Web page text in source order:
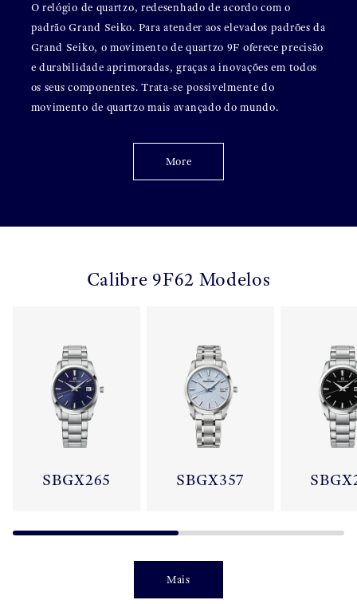
O relógio de quartzo, redesenhado de acordo com o
padrão Grand Seiko. Para atender aos elevados padrões da
Grand Seiko, o movimento de quartzo 9F oferece precisão
e durabilidade aprimoradas, graças a inovações em todos
os seus componentes. Trata-se possivelmente do
movimento de quartzo mais avançado do mundo.
More
Calibre 9F62 Modelos
SBGX265 SBGX357
Mais